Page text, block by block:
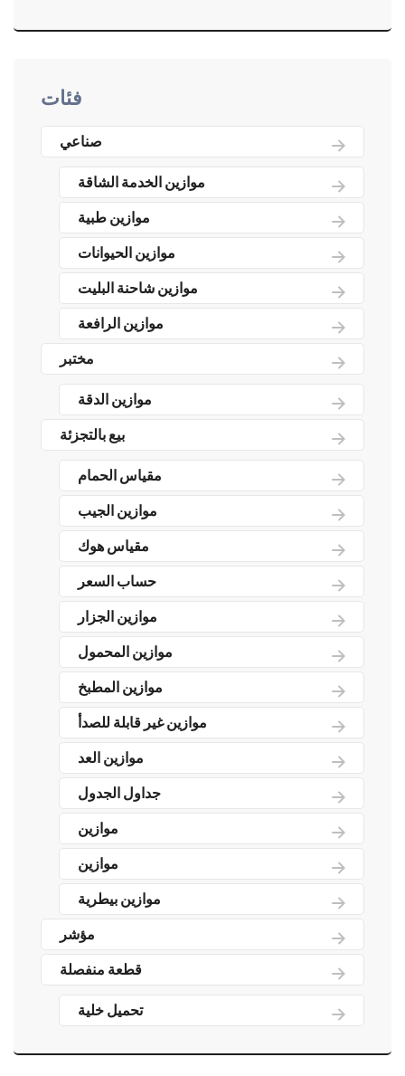
فئات
صناعي
موازين الخدمة الشاقة
موازين طبية
موازين الحيوانات
موازين شاحنة البليت
موازين الرافعة
مختبر
موازين الدقة
بيع بالتجزئة
مقياس الحمام
موازين الجيب
مقياس هوك
حساب السعر
موازين الجزار
موازين المحمول
موازين المطبخ
موازين غير قابلة للصدأ
موازين العد
جداول الجدول
موازين
موازين
موازين بيطرية
مؤشر
قطعة منفصلة
تحميل خلية